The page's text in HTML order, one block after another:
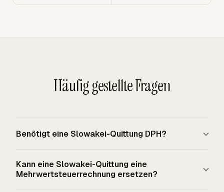
Häufig gestellte Fragen
Benötigt eine Slowakei-Quittung DPH?
Verkäufer MwSt.-Zahler ist und die Lieferung
steuerpflichtig ist. Die slowakischen MwSt.-Sätze 2026
Kann eine Slowakei-Quittung eine
Mehrwertsteuerrechnung ersetzen?